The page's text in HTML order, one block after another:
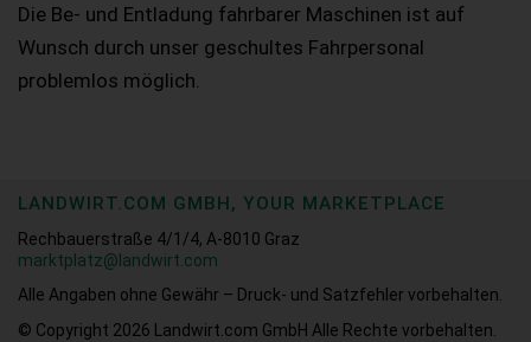
Die Be- und Entladung fahrbarer Maschinen ist auf
Wunsch durch unser geschultes Fahrpersonal
problemlos möglich.
LANDWIRT.COM GMBH, YOUR MARKETPLACE
Rechbauerstraße 4/1/4, A-8010 Graz
marktplatz@landwirt.com
Alle Angaben ohne Gewähr – Druck- und Satzfehler vorbehalten.
© Copyright 2026 Landwirt.com GmbH Alle Rechte vorbehalten.